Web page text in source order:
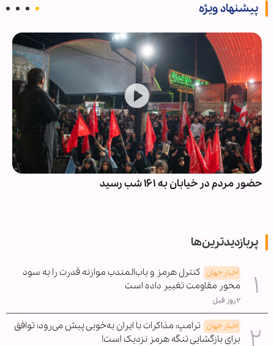
پیشنهاد ویژه
حضور مردم در خیابان به ۱۶۱ شب رسید
پربازدیدترین‌ها
اخبار جهان کنترل هرمز و باب‌المندب موازنه قدرت را به سود
محور مقاومت تغییر داده است
۲ روز قبل
اخبار جهان ترامپ: مذاکرات با ایران به‌خوبی پیش می‌رود؛ توافق
برای بازگشایی تنگه هرمز نزدیک است!